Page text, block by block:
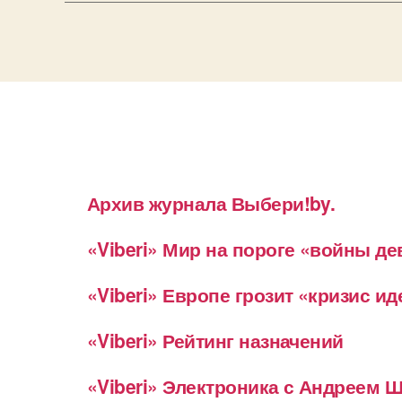
Архив журнала Выбери!by.
«Viberi» Мир на пороге «войны
«Viberi» Европе грозит «кризис
«Viberi» Рейтинг назначений
«Viberi» Электроника с Андреем